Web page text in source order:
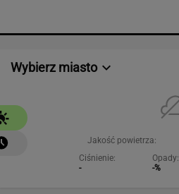
Wybierz miasto
Jakość powietrza:
Ciśnienie:
-
Opady:
-%